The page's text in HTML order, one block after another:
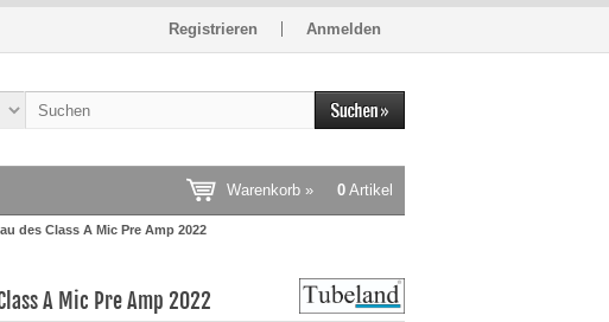
Registrieren Anmelden
Warenkorb » 0 Artikel
des Class A Mic Pre Amp 2022
A Mic Pre Amp 2022